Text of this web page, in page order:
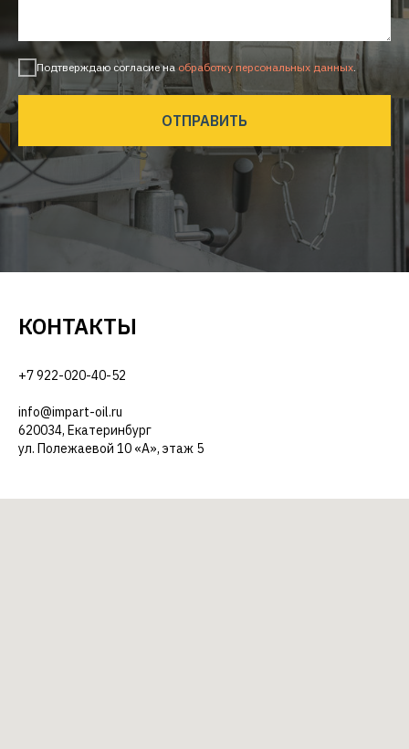
Подтверждаю согласие на обработку персональных данных.
ОТПРАВИТЬ
КОНТАКТЫ
+7 922-020-40-52
info@impart-oil.ru
620034, Екатеринбург
ул. Полежаевой 10 «А», этаж 5